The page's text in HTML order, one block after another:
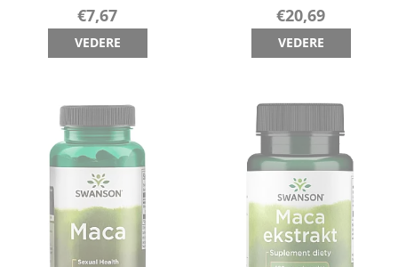
€7,67
VEDERE
€20,69
VEDERE